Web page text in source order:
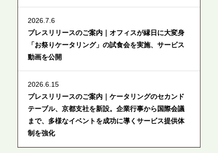
2026.7.6
プレスリリースのご案内｜オフィスが縁日に大変身
「お祭りケータリング」の試食会を実施、サービス
動画を公開
2026.6.15
プレスリリースのご案内｜ケータリングのセカンド
テーブル、京都支社を新設。企業行事から国際会議
まで、多様なイベントを成功に導くサービス提供体
制を強化